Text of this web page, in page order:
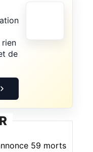
de
59 morts